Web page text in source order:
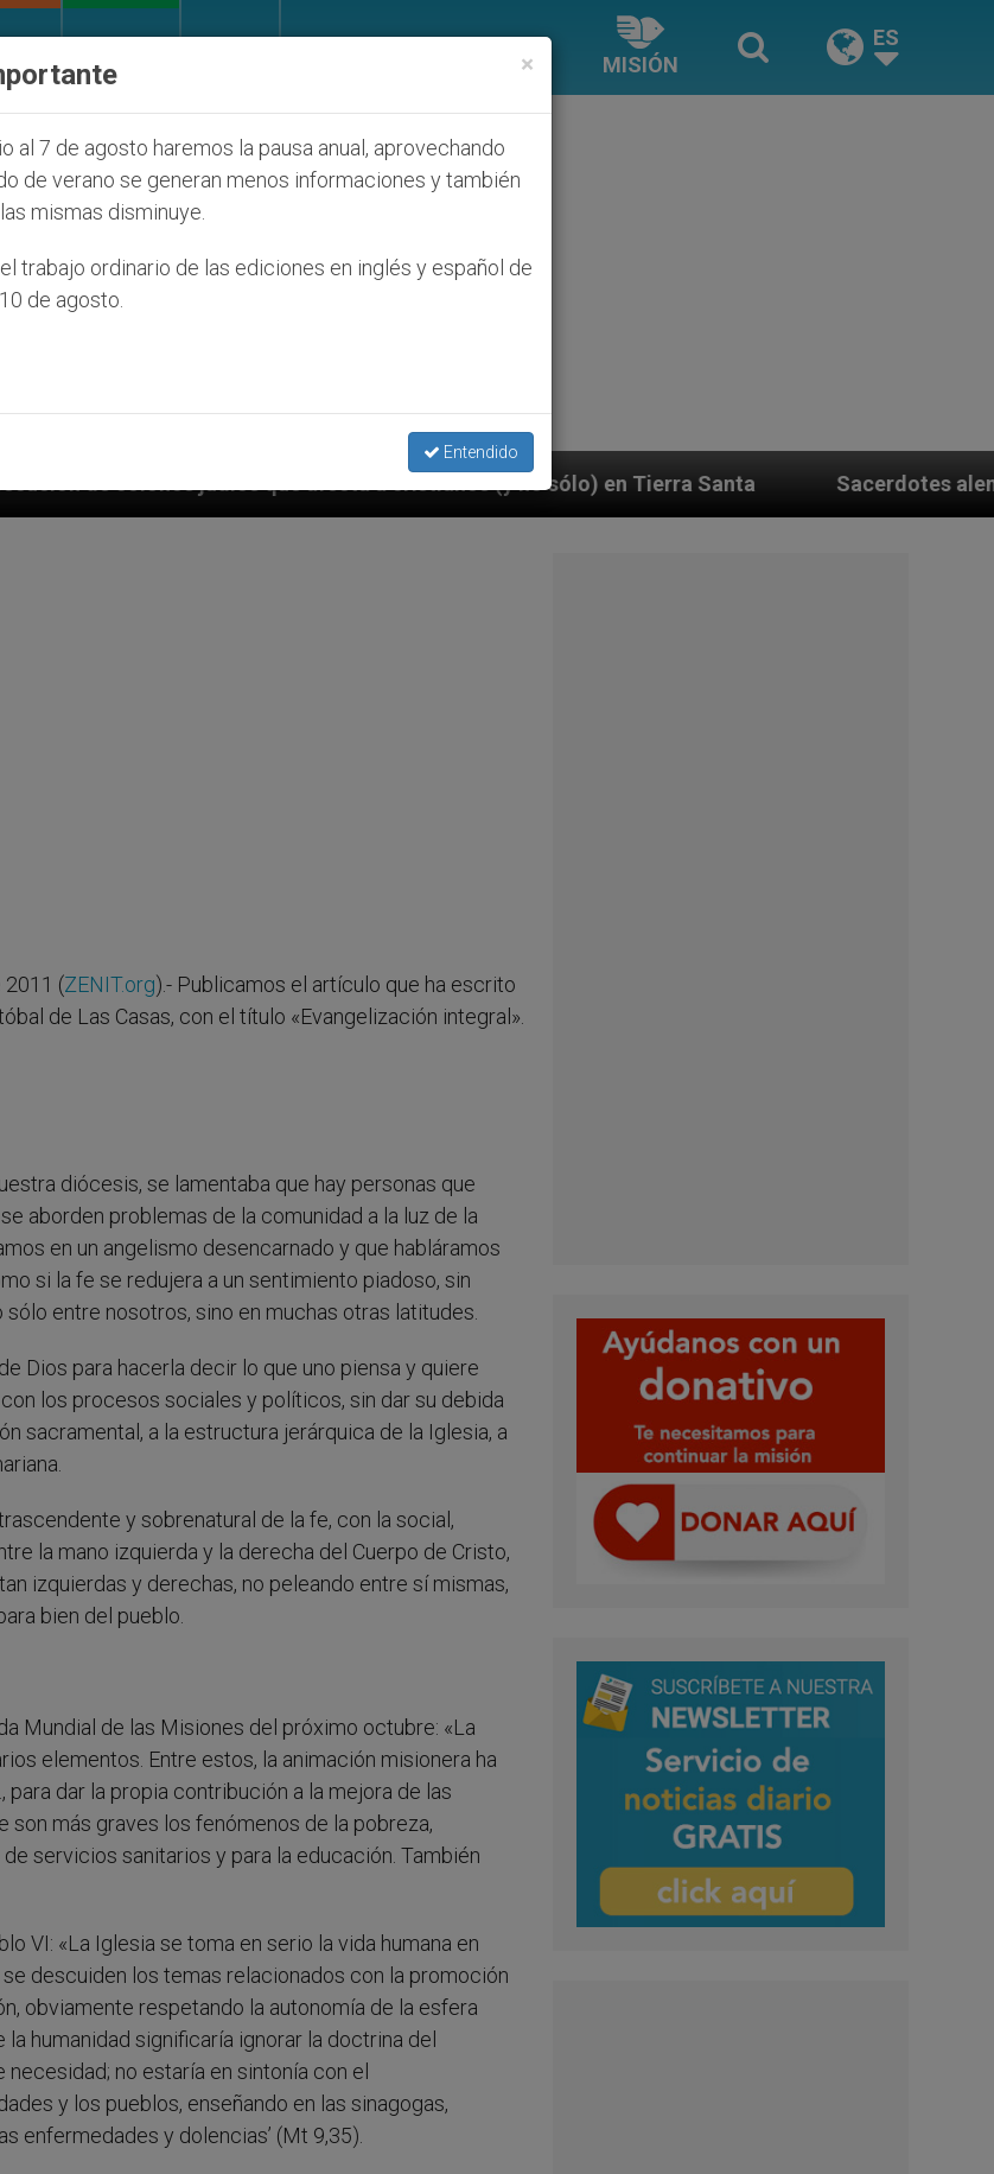
MISIÓN
ES
que afecta a cristianos (y no sólo) en Tierra Santa Sacerdotes alemanes fieles al Papa
2011 (ZENIT.org).- Publicamos el artículo que ha escrito
de Las Casas, con el título «Evangelización integral».
diócesis, se lamentaba que hay personas que
aborden problemas de la comunidad a la luz de la
en un angelismo desencarnado y que habláramos
si la fe se redujera a un sentimiento piadoso, sin
entre nosotros, sino en muchas otras latitudes.
Dios para hacerla decir lo que uno piensa y quiere
los procesos sociales y políticos, sin dar su debida
sacramental, a la estructura jerárquica de la Iglesia, a
y sobrenatural de la fe, con la social,
la mano izquierda y la derecha del Cuerpo de Cristo,
izquierdas y derechas, no peleando entre sí mismas,
bien del pueblo.
Mundial de las Misiones del próximo octubre: «La
elementos. Entre estos, la animación misionera ha
dar la propia contribución a la mejora de las
más graves los fenómenos de la pobreza,
servicios sanitarios y para la educación. También
VI: «La Iglesia se toma en serio la vida humana en
descuiden los temas relacionados con la promoción
obviamente respetando la autonomía de la esfera
humanidad significaría ignorar la doctrina del
no estaría en sintonía con el
y los pueblos, enseñando en las sinagogas,
enfermedades y dolencias’ (Mt 9,35).
×
al 7 de agosto haremos la pausa anual, aprovechando
de verano se generan menos informaciones y también
mismas disminuye.
trabajo ordinario de las ediciones en inglés y español de
de agosto.
Entendido